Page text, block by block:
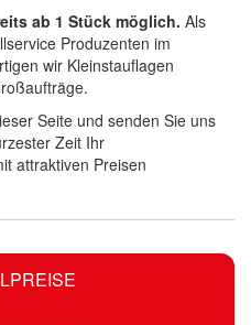
ab 1 Stück möglich. Als
Produzenten im
wir Kleinstauflagen
Seite und senden Sie uns
Zeit Ihr
attraktiven Preisen